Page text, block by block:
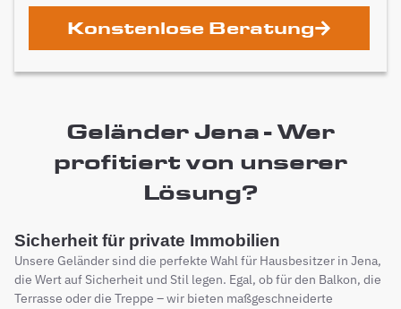
Konstenlose Beratung
Geländer Jena - Wer
profitiert von unserer
Lösung?
Sicherheit für private Immobilien
Unsere Geländer sind die perfekte Wahl für Hausbesitzer in Jena,
die Wert auf Sicherheit und Stil legen. Egal, ob für den Balkon, die
Terrasse oder die Treppe – wir bieten maßgeschneiderte